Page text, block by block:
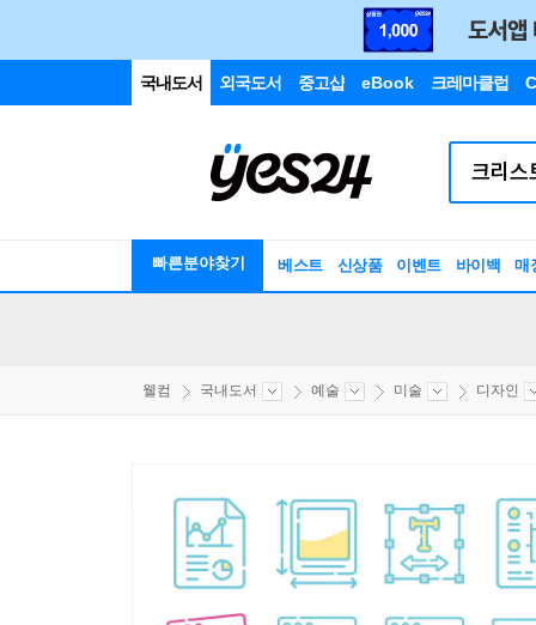
국내도서 외국도서 중고샵 eBook 크레마클럽
빠른분야찾기 베스트 신상품 이벤트 바이백 매
웰컴 국내도서 예술 미술 디자인